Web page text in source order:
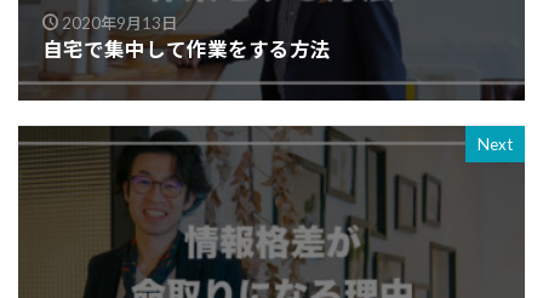
2020年9月13日
自宅で集中して作業をする方法
Next